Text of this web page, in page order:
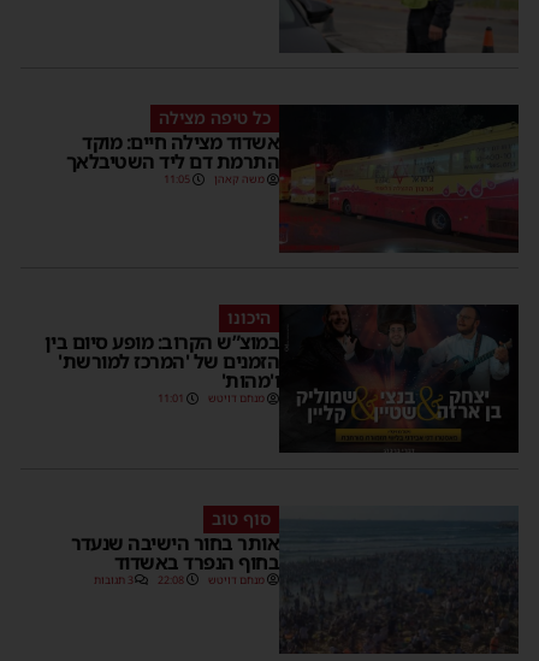
כל טיפה מצילה
אשדוד מצילה חיים: מוקד
התרמת דם ליד השטיבלאך
משה קאהן 11:05
היכונו
במוצ”ש הקרוב: מופע סיום בין
הזמנים של 'המרכז למורשת'
ו'מהות'
מנחם דויטש 11:01
סוף טוב
אותר בחור הישיבה שנעדר
בחוף הנפרד באשדוד
מנחם דויטש 22:08 3 תגובות